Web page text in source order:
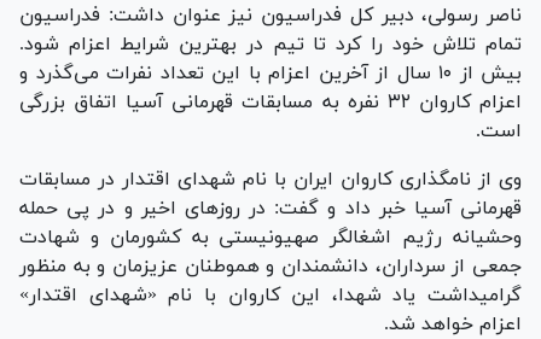
ناصر رسولی، دبیر کل فدراسیون نیز عنوان داشت: فدراسیون
تمام تلاش خود را کرد تا تیم در بهترین شرایط اعزام شود.
بیش از ۱۰ سال از آخرین اعزام با این تعداد نفرات می‌گذرد و
اعزام کاروان ۳۲ نفره به مسابقات قهرمانی آسیا اتفاق بزرگی
است.
وی از نامگذاری کاروان ایران با نام شهدای اقتدار در مسابقات
قهرمانی آسیا خبر داد و گفت: در روزهای اخیر و در پی حمله
وحشیانه رژیم اشغالگر صهیونیستی به کشورمان و شهادت
جمعی از سرداران، دانشمندان و هموطنان عزیزمان و به منظور
گرامیداشت یاد شهدا، این کاروان با نام «شهدای اقتدار»
اعزام خواهد شد.